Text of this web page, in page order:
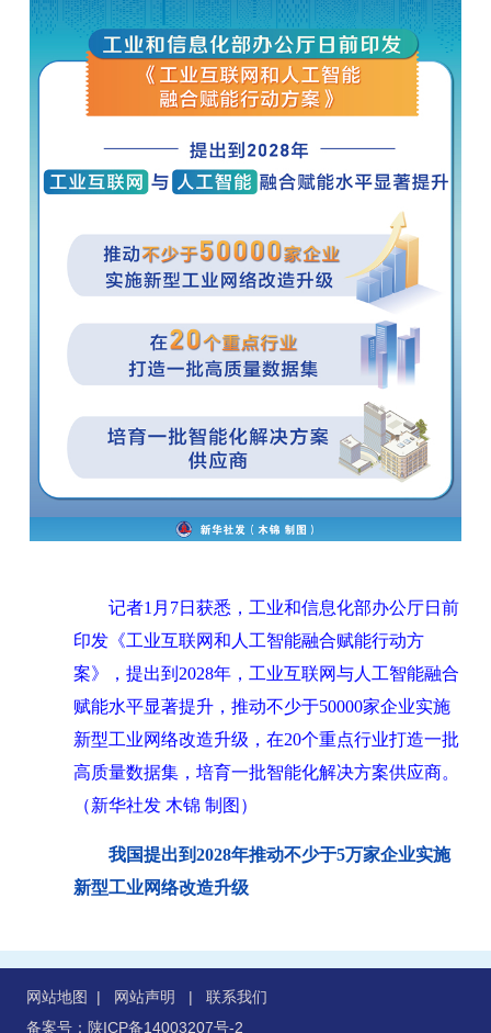
记者1月7日获悉，工业和信息化部办公厅日前
印发《工业互联网和人工智能融合赋能行动方
案》，提出到2028年，工业互联网与人工智能融合
赋能水平显著提升，推动不少于50000家企业实施
新型工业网络改造升级，在20个重点行业打造一批
高质量数据集，培育一批智能化解决方案供应商。
（新华社发 木锦 制图 ）
我国提出到2028年推动不少于5万家企业实施
新型工业网络改造升级
网站地图 | 网站声明 | 联系我们
备案号：陕ICP备14003207号-2